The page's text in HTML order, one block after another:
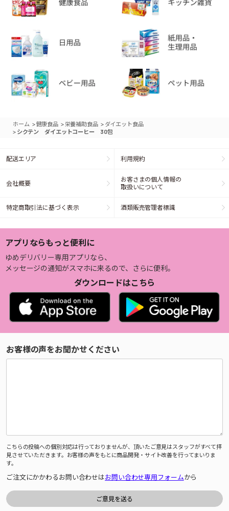
ホーム >健康食品 > 栄養補助食品 > ダイエット食品
> シクテン ダイエットコーヒー 30包
配送エリア 利用規約
会社概要
お客さまの個人情報の
取扱いについて
特定商取引法に基づく表示 酒類販売管理者標識
アプリならもっと便利に
ゆめデリバリー専用アプリなら、
メッセージの通知がスマホに来るので、さらに便利。
ダウンロードはこちら
お客様の声をお聞かせください
こちらの投稿への個別対応は行っておりませんが、頂いたご意見はスタッフがすべて拝
見させていただきます。お客様の声をもとに商品開発・サイト改善を行ってまいりま
す。
ご注文にかかわるお問い合わせはお問い合わせ専用フォームから